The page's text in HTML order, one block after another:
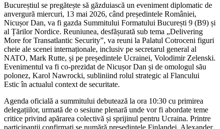
Bucureștiul se pregătește să găzduiască un eveniment diplomatic de
anvergură miercuri, 13 mai 2026, când președintele României,
Nicușor Dan, va fi gazda Summitului Formatului București 9 (B9) și
al Țărilor Nordice. Reuniunea, desfășurată sub tema „Delivering
More for Transatlantic Security”, va reuni la Palatul Cotroceni figuri
cheie ale scenei internaționale, inclusiv pe secretarul general al
NATO, Mark Rutte, și pe președintele Ucrainei, Volodimir Zelenski.
Evenimentul va fi co-prezidat de Nicușor Dan și de omologul său
polonez, Karol Nawrocki, subliniind rolul strategic al Flancului
Estic în actualul context de securitate.
Agenda oficială a summitului debutează la ora 10:30 cu primirea
delegațiilor, urmată de o sesiune plenară unde vor fi abordate teme
critice privind apărarea colectivă și sprijinul pentru Ucraina. Printre
participanții confirmați se numără președintele Finlandei, Alexander